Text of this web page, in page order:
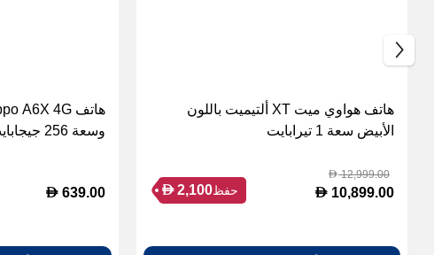
هاتف هواوي ميت XT ألتيميت باللون
الأبيض سعة 1 تيرابايت
D12,999.00
D 10,899.00 حفظ D 2,100
وسعة 256 جيجابايت – لون Plum Purple
D 639.00